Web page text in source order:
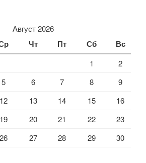
Август 2026
Чт Пт Сб Вс
1
2
5 6 7 8
9
12 13 14 15
16
19 20 21 22
23
26 27 28 29
30